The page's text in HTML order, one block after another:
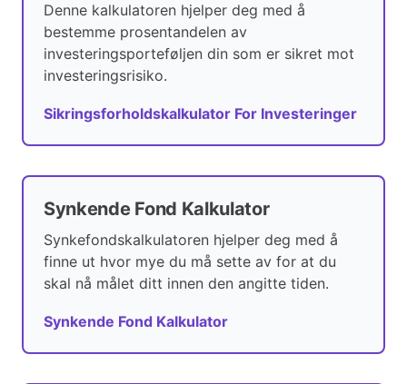
Denne kalkulatoren hjelper deg med å
bestemme prosentandelen av
investeringsporteføljen din som er sikret mot
investeringsrisiko.
Sikringsforholdskalkulator For Investeringer
Synkende Fond Kalkulator
Synkefondskalkulatoren hjelper deg med å
finne ut hvor mye du må sette av for at du
skal nå målet ditt innen den angitte tiden.
Synkende Fond Kalkulator